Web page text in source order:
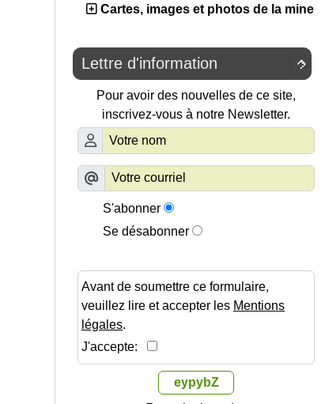
Cartes, images et photos de la mine

Lettre d'information
Pour avoir des nouvelles de ce site,
inscrivez-vous à notre Newsletter.
S'abonner
Se désabonner
Avant de soumettre ce formulaire,
veuillez lire et accepter les Mentions
légales.
J'accepte:
eypybZ